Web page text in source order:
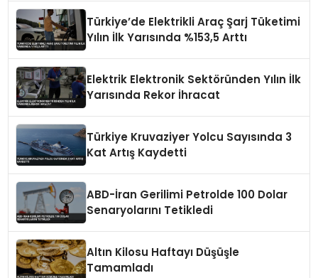
Türkiye’de Elektrikli Araç Şarj Tüketimi
Yılın İlk Yarısında %153,5 Arttı
Elektrik Elektronik Sektöründen Yılın İlk
Yarısında Rekor İhracat
Türkiye Kruvaziyer Yolcu Sayısında 3
Kat Artış Kaydetti
ABD-İran Gerilimi Petrolde 100 Dolar
Senaryolarını Tetikledi
Altın Kilosu Haftayı Düşüşle
Tamamladı